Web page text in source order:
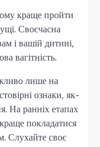
краще пройти
Своєчасна
і вашій дитині,
вагітність.
лише на
ознаки, як-
На ранніх етапах
покладатися
Слухайте своє